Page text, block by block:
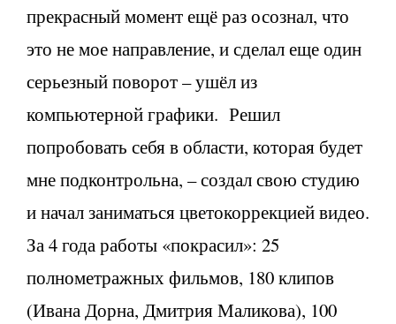
прекрасный момент ещё раз осознал, что
это не мое направление, и сделал еще один
серьезный поворот – ушёл из
компьютерной графики. Решил
попробовать себя в области, которая будет
мне подконтрольна, – создал свою студию
и начал заниматься цветокоррекцией видео.
За 4 года работы «покрасил»: 25
полнометражных фильмов, 180 клипов
(Ивана Дорна, Дмитрия Маликова), 100